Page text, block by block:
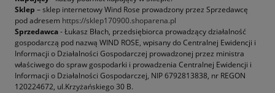
Sklep – sklep internetowy Wind Rose prowadzony przez Sprzedawcę
pod adresem https://sklep170900.shoparena.pl
Sprzedawca- Łukasz Błach, przedsiębiorca prowadzący działalność
gospodarczą pod nazwą WIND ROSE, wpisany do Centralnej Ewidencji i
Informacji o Działalności Gospodarczej prowadzonej przez ministra
właściwego do spraw gospodarki i prowadzenia Centralnej Ewidencji i
Informacji o Działalności Gospodarczej, NIP 6792813838, nr REGON
120224672, ul.Krzyżańskiego 30 B.